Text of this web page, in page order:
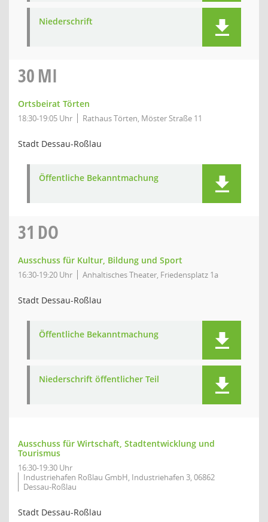
Niederschrift
30MI
Ortsbeirat Törten
18:30-19:05 Uhr Rathaus Törten, Möster Straße 11
Stadt Dessau-Roßlau
Öffentliche Bekanntmachung
31 DO
Ausschuss für Kultur, Bildung und Sport
16:30-19:20 Uhr Anhaltisches Theater, Friedensplatz 1a
Stadt Dessau-Roßlau
Öffentliche Bekanntmachung
Niederschrift öffentlicher Teil
Ausschuss für Wirtschaft, Stadtentwicklung und
Tourismus
16:30-19:30 Uhr
Industriehafen Roßlau GmbH, Industriehafen 3, 06862
Dessau-Roßlau
Stadt Dessau-Roßlau